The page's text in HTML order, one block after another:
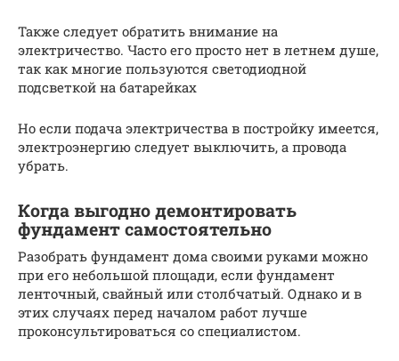
Также следует обратить внимание на
электричество. Часто его просто нет в летнем душе,
так как многие пользуются светодиодной
подсветкой на батарейках
Но если подача электричества в постройку имеется,
электроэнергию следует выключить, а провода
убрать.
Когда выгодно демонтировать
фундамент самостоятельно
Разобрать фундамент дома своими руками можно
при его небольшой площади, если фундамент
ленточный, свайный или столбчатый. Однако и в
этих случаях перед началом работ лучше
проконсультироваться со специалистом.